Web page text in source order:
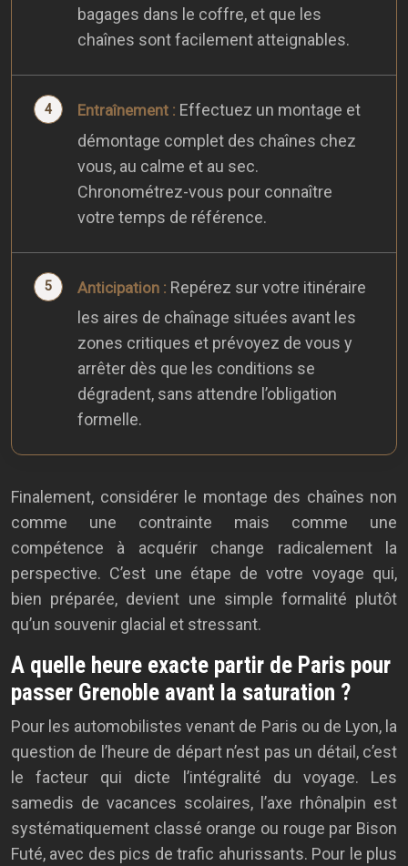
bagages dans le coffre, et que les
chaînes sont facilement atteignables.
Entraînement : Effectuez un montage et
démontage complet des chaînes chez
vous, au calme et au sec.
Chronométrez-vous pour connaître
votre temps de référence.
Anticipation : Repérez sur votre itinéraire
les aires de chaînage situées avant les
zones critiques et prévoyez de vous y
arrêter dès que les conditions se
dégradent, sans attendre l’obligation
formelle.
Finalement, considérer le montage des chaînes non
comme une contrainte mais comme une
compétence à acquérir change radicalement la
perspective. C’est une étape de votre voyage qui,
bien préparée, devient une simple formalité plutôt
qu’un souvenir glacial et stressant.
A quelle heure exacte partir de Paris pour
passer Grenoble avant la saturation ?
Pour les automobilistes venant de Paris ou de Lyon, la
question de l’heure de départ n’est pas un détail, c’est
le facteur qui dicte l’intégralité du voyage. Les
samedis de vacances scolaires, l’axe rhônalpin est
systématiquement classé orange ou rouge par Bison
Futé, avec des pics de trafic ahurissants. Pour le plus